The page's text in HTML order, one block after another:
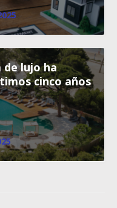
de lujo ha
cinco años